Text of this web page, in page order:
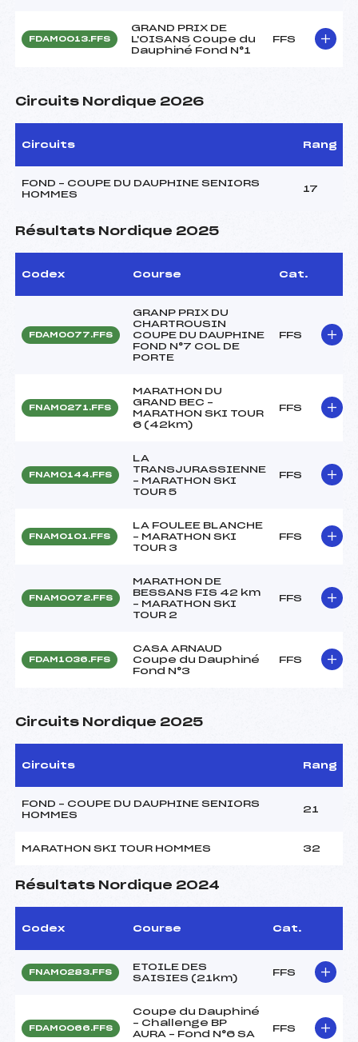
FDAM0013.FFS
GRAND PRIX DE
L'OISANS Coupe du
Dauphiné Fond N°1
FFS
Circuits Nordique 2026
Circuits Rang
FOND – COUPE DU DAUPHINE SENIORS
HOMMES
17
Résultats Nordique 2025
Codex Course Cat.
FDAM0077.FFS
GRANP PRIX DU
CHARTROUSIN
COUPE DU DAUPHINE
FOND N°7 COL DE
PORTE
FFS
FNAM0271.FFS
MARATHON DU
GRAND BEC –
MARATHON SKI TOUR
6 (42km)
FFS
FNAM0144.FFS
LA
TRANSJURASSIENNE
– MARATHON SKI
TOUR 5
FFS
FNAM0101.FFS
LA FOULEE BLANCHE
– MARATHON SKI
TOUR 3
FFS
FNAM0072.FFS
MARATHON DE
BESSANS FIS 42 km
– MARATHON SKI
TOUR 2
FFS
FDAM1036.FFS
CASA ARNAUD
Coupe du Dauphiné
Fond N°3
FFS
Circuits Nordique 2025
Circuits Rang
FOND – COUPE DU DAUPHINE SENIORS
HOMMES
21
MARATHON SKI TOUR HOMMES 32
Résultats Nordique 2024
Codex Course Cat.
FNAM0283.FFS
ETOILE DES
SAISIES (21km)
FFS
FDAM0066.FFS
Coupe du Dauphiné
– Challenge BP
AURA – Fond N°6 SA
FFS